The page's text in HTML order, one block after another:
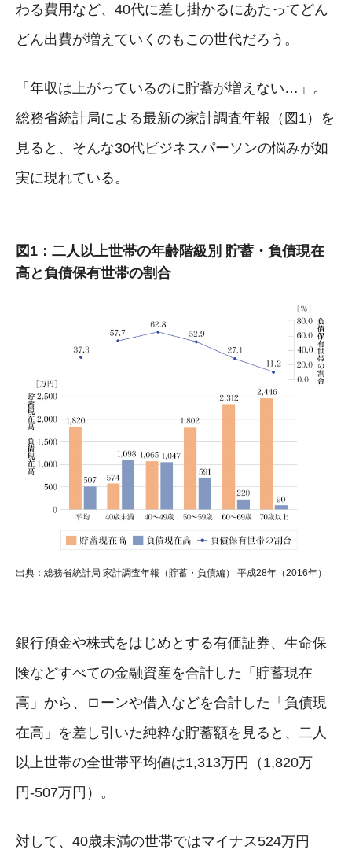
わる費用など、40代に差し掛かるにあたってどん
どん出費が増えていくのもこの世代だろう。
「年収は上がっているのに貯蓄が増えない…」。
総務省統計局による最新の家計調査年報（図1）を
見ると、そんな30代ビジネスパーソンの悩みが如
実に現れている。
図1：二人以上世帯の年齢階級別 貯蓄・負債現在
高と負債保有世帯の割合
出典：総務省統計局 家計調査年報（貯蓄・負債編） 平成28年（2016年）
銀行預金や株式をはじめとする有価証券、生命保
険などすべての金融資産を合計した「貯蓄現在
高」から、ローンや借入などを合計した「負債現
在高」を差し引いた純粋な貯蓄額を見ると、二人
以上世帯の全世帯平均値は1,313万円（1,820万
円-507万円）。
対して、40歳未満の世帯ではマイナス524万円